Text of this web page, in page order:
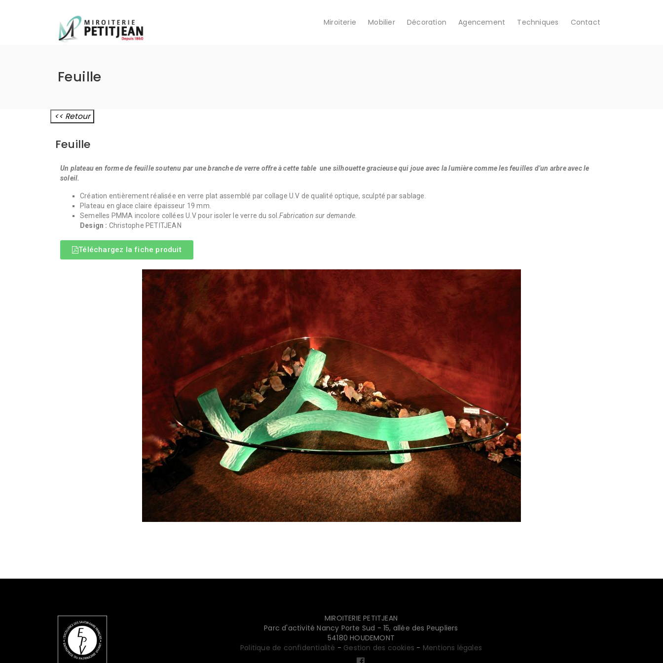
Miroiterie Mobilier Décoration Agencement Techniques Contact
Feuille
<< Retour
Feuille
Un plateau en forme de feuille soutenu par une branche de verre offre à cette table une silhouette gracieuse qui joue avec la lumière comme les feuilles d’un arbre avec le
soleil.
Création entièrement réalisée en verre plat assemblé par collage U.V de qualité optique, sculpté par sablage.
Plateau en glace claire épaisseur 19 mm.
Semelles PMMA incolore collées U.V pour isoler le verre du sol. Fabrication sur demande.
Design : Christophe PETITJEAN
Téléchargez la fiche produit
MIROITERIE PETITJEAN
Parc d'activité Nancy Porte Sud - 15, allée des Peupliers
54180 HOUDEMONT
Politique de confidentialité - Gestion des cookies - Mentions légales